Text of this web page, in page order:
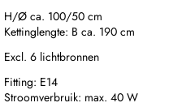
H/Ø ca. 100/50 cm
Kettinglengte: B ca. 190 cm
Excl. 6 lichtbronnen
Fitting: E14
Stroomverbruik: max. 40 W